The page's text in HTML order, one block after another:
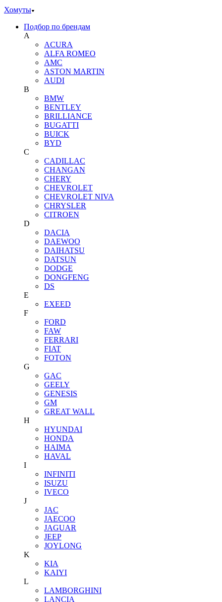
Хомуты
Подбор по брендам
A
ACURA
ALFA ROMEO
AMC
ASTON MARTIN
AUDI
B
BMW
BENTLEY
BRILLIANCE
BUGATTI
BUICK
BYD
C
CADILLAC
CHANGAN
CHERY
CHEVROLET
CHEVROLET NIVA
CHRYSLER
CITROEN
D
DACIA
DAEWOO
DAIHATSU
DATSUN
DODGE
DONGFENG
DS
E
EXEED
F
FORD
FAW
FERRARI
FIAT
FOTON
G
GAC
GEELY
GENESIS
GM
GREAT WALL
H
HYUNDAI
HONDA
HAIMA
HAVAL
I
INFINITI
ISUZU
IVECO
J
JAC
JAECOO
JAGUAR
JEEP
JOYLONG
K
KIA
KAIYI
L
LAMBORGHINI
LANCIA